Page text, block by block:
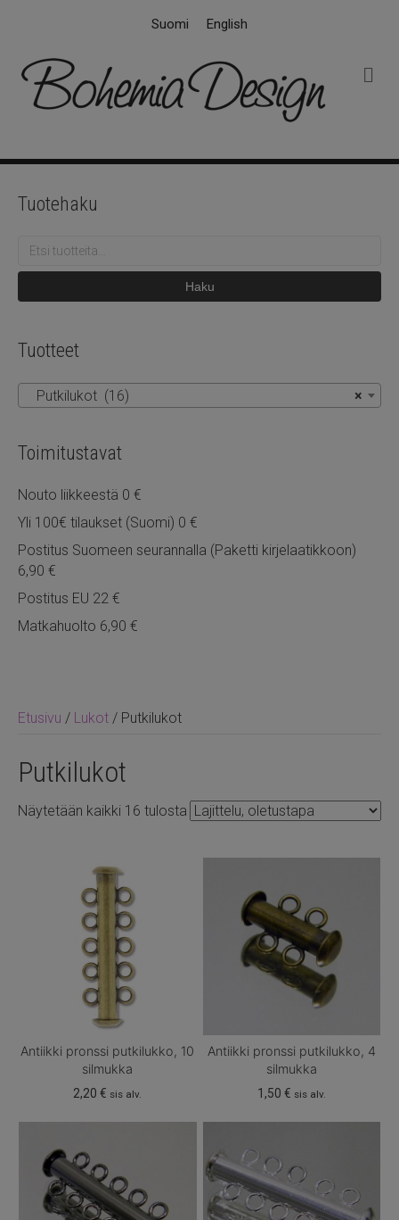
Suomi English
k
Etusivu / Lukot / Putkilukot
Putkilukot
Näytetään kaikki 16 tulosta
Antiikki pronssi putkilukko, 10
silmukka
2,20€ sis alv.
Antiikki pronssi putkilukko, 4
silmukka
1,50 € sis alv.
Tuotehaku
Etsi:
Haku
Tuotteet
×
Putkilukot (16)
Toimitustavat
Nouto liikkeestä 0 €
Yli 100€ tilaukset (Suomi) 0 €
Postitus Suomeen seurannalla (Paketti kirjelaatikkoon)
6,90 €
Postitus EU 22 €
Matkahuolto 6,90 €